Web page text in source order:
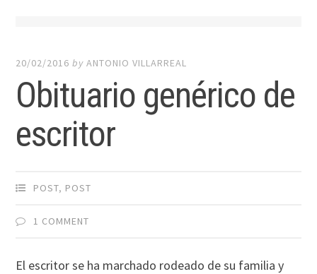
20/02/2016 byANTONIO VILLARREAL
Obituario genérico de
escritor
POST, POST
1 COMMENT
El escritor se ha marchado rodeado de su familia y